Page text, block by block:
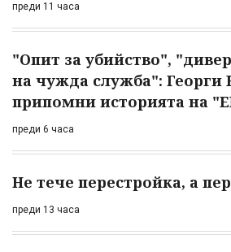
преди 11 часа
"Опит за убийство",
на чужда служба": Георги
припомни историята на
преди 6 часа
Не тече перестройка, а
преди 13 часа